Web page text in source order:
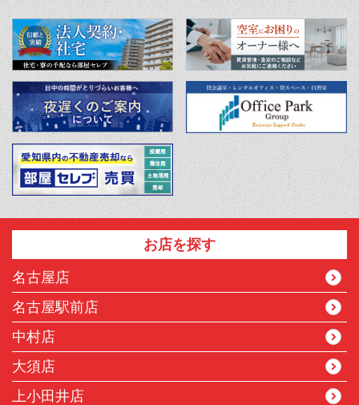
お店を探す
名古屋店
名古屋駅前店
中村店
大須店
上小田井店